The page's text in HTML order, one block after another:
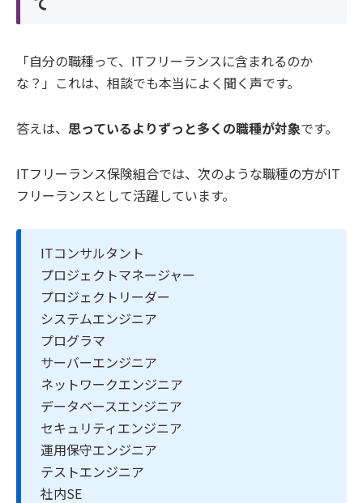
「自分の職種って、ITフリーランスに含まれるのか
な？」これは、相談でも本当によく聞く声です。
答えは、 思っているよりずっと多くの職種が対象です。
ITフリーランス保険組合では、次のような職種の方がIT
フリーランスとして活躍しています。
ITコンサルタント
プロジェクトマネージャー
プロジェクトリーダー
システムエンジニア
プログラマ
サーバーエンジニア
ネットワークエンジニア
データベースエンジニア
セキュリティエンジニア
運用保守エンジニア
テストエンジニア
社内SE